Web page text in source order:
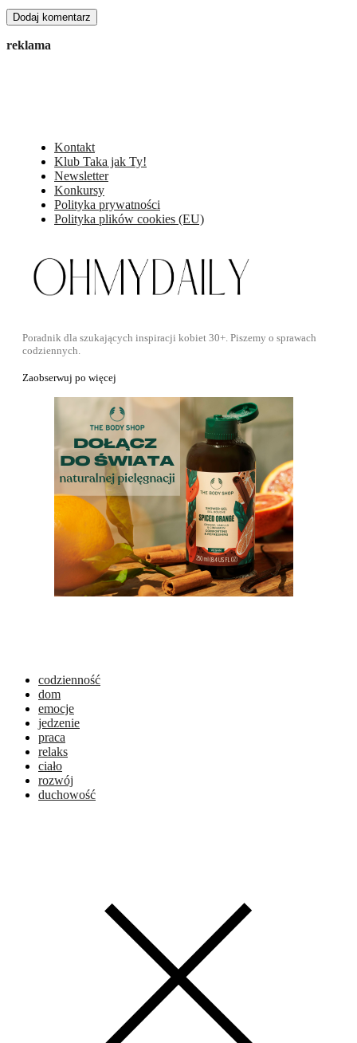
reklama
Kontakt
Klub Taka jak Ty!
Newsletter
Konkursy
Polityka prywatności
Polityka plików cookies (EU)
Poradnik dla szukających inspiracji kobiet 30+. Piszemy o sprawach
codziennych.
Zaobserwuj po więcej
codzienność
dom
emocje
jedzenie
praca
relaks
ciało
rozwój
duchowość